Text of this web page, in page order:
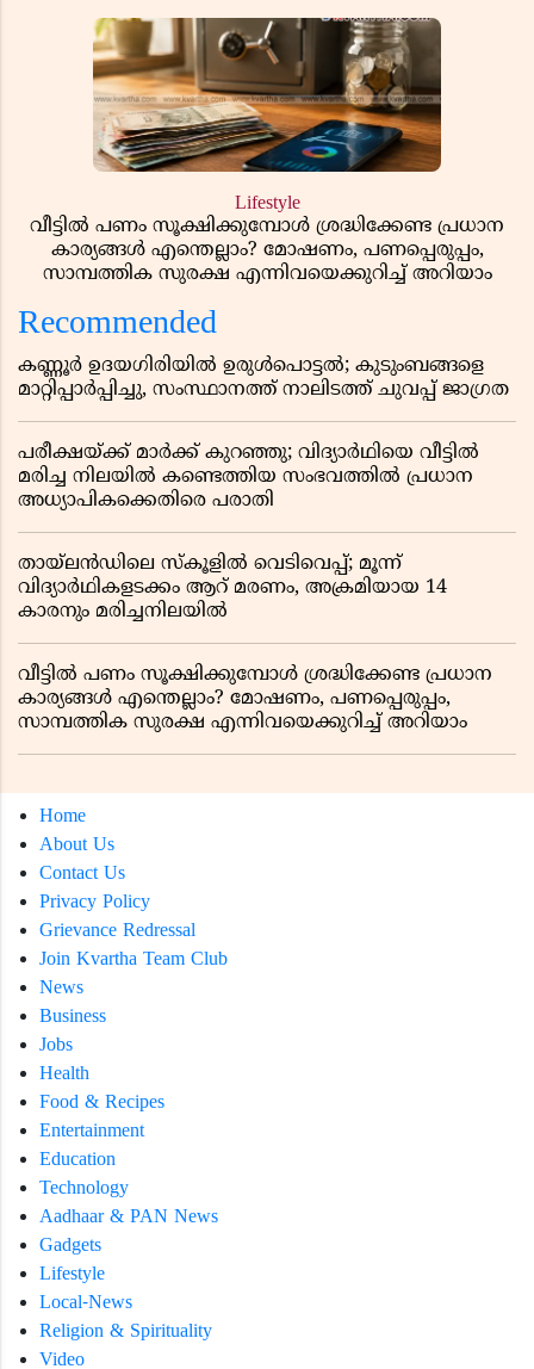
Lifestyle
വീട്ടിൽ പണം സൂക്ഷിക്കുമ്പോൾ ശ്രദ്ധിക്കേണ്ട പ്രധാന
കാര്യങ്ങൾ എന്തെല്ലാം? മോഷണം, പണപ്പെരുപ്പം,
സാമ്പത്തിക സുരക്ഷ എന്നിവയെക്കുറിച്ച് അറിയാം
Recommended
കണ്ണൂർ ഉദയഗിരിയിൽ ഉരുൾപൊട്ടൽ; കുടുംബങ്ങളെ
മാറ്റിപ്പാർപ്പിച്ചു, സംസ്ഥാനത്ത് നാലിടത്ത് ചുവപ്പ് ജാഗ്രത
പരീക്ഷയ്ക്ക് മാർക്ക് കുറഞ്ഞു; വിദ്യാർഥിയെ വീട്ടിൽ
മരിച്ച നിലയിൽ കണ്ടെത്തിയ സംഭവത്തിൽ പ്രധാന
അധ്യാപികക്കെതിരെ പരാതി
തായ്‌ലൻഡിലെ സ്‌കൂളിൽ വെടിവെപ്പ്; മൂന്ന്
വിദ്യാർഥികളടക്കം ആറ് മരണം, അക്രമിയായ 14
കാരനും മരിച്ചനിലയിൽ
വീട്ടിൽ പണം സൂക്ഷിക്കുമ്പോൾ ശ്രദ്ധിക്കേണ്ട പ്രധാന
കാര്യങ്ങൾ എന്തെല്ലാം? മോഷണം, പണപ്പെരുപ്പം,
സാമ്പത്തിക സുരക്ഷ എന്നിവയെക്കുറിച്ച് അറിയാം
Home
About Us
Contact Us
Privacy Policy
Grievance Redressal
Join Kvartha Team Club
News
Business
Jobs
Health
Food & Recipes
Entertainment
Education
Technology
Aadhaar & PAN News
Gadgets
Lifestyle
Local-News
Religion & Spirituality
Video